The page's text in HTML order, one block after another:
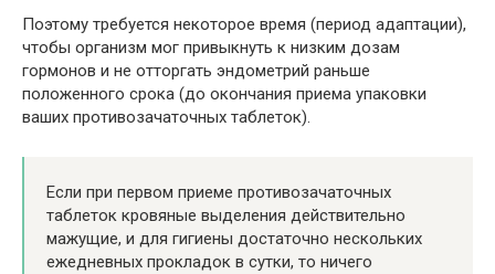
Поэтому требуется некоторое время (период адаптации),
чтобы организм мог привыкнуть к низким дозам
гормонов и не отторгать эндометрий раньше
положенного срока (до окончания приема упаковки
ваших противозачаточных таблеток).
Если при первом приеме противозачаточных
таблеток кровяные выделения действительно
мажущие, и для гигиены достаточно нескольких
ежедневных прокладок в сутки, то ничего